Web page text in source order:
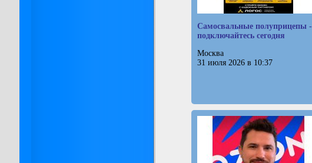
Самосвальные полуприцепы -
подключайтесь сегодня
Москва
31 июля 2026 в 10:37